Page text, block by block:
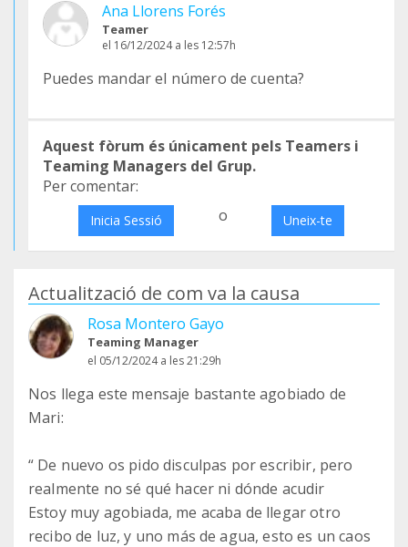
Ana Llorens Forés
Teamer
el 16/12/2024 a les 12:57h
Puedes mandar el número de cuenta?
Aquest fòrum és únicament pels Teamers i
Teaming Managers del Grup.
Per comentar:
Inicia Sessió o Uneix-te
Actualització de com va la causa
Rosa Montero Gayo
Teaming Manager
el 05/12/2024 a les 21:29h
Nos llega este mensaje bastante agobiado de
Mari:
“ De nuevo os pido disculpas por escribir, pero
realmente no sé qué hacer ni dónde acudir
Estoy muy agobiada, me acaba de llegar otro
recibo de luz, y uno más de agua, esto es un caos